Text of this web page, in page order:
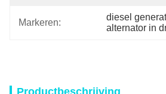
Markeren:
diesel
alternator in
Productbeschrijving